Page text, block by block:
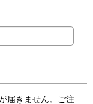
届きません。ご注